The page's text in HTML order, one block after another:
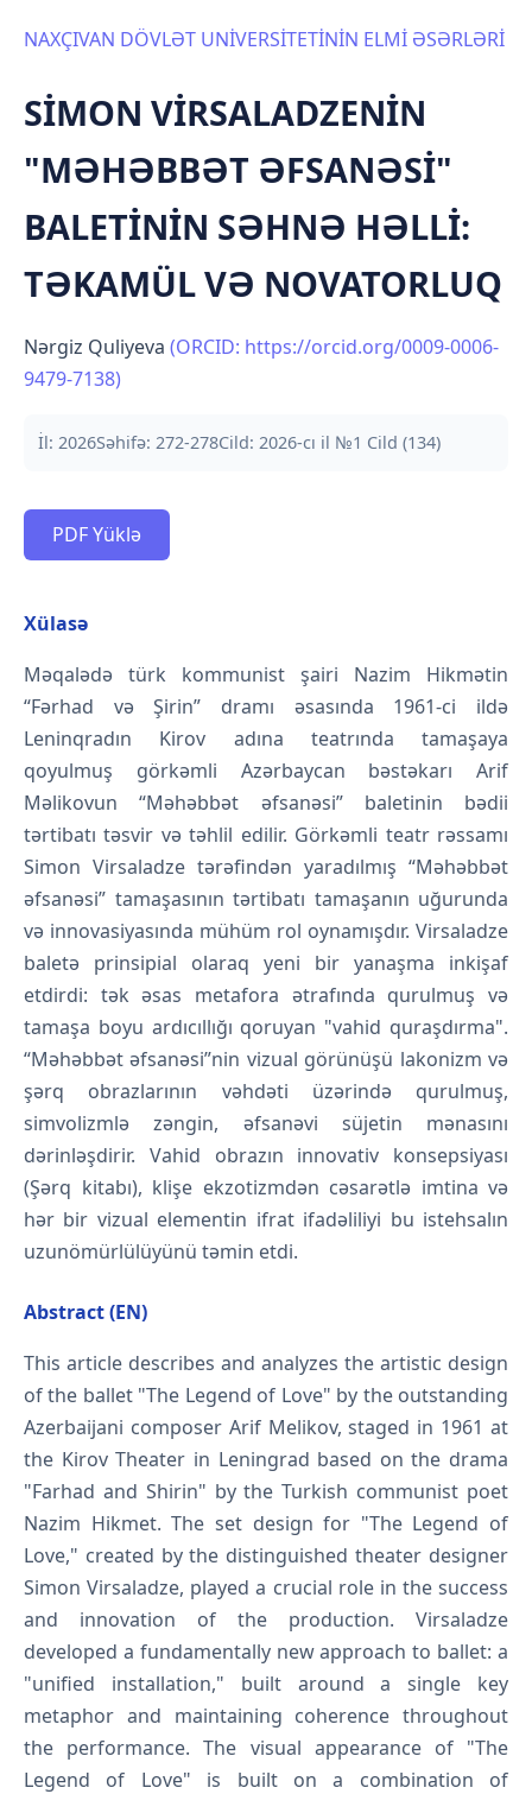
NAXÇIVAN DÖVLƏT UNİVERSİTETİNİN ELMİ ƏSƏRLƏRİ
SİMON VİRSALADZENİN
"MƏHƏBBƏT ƏFSANƏSİ"
BALETİNİN SƏHNƏ HƏLLİ:
TƏKAMÜL VƏ NOVATORLUQ
Nərgiz Quliyeva (ORCID: https://orcid.org/0009-0006-
9479-7138)
İl: 2026Səhifə: 272-278Cild: 2026-cı il №1 Cild (134)
PDF Yüklə
Xülasə
Məqalədə türk kommunist şairi Nazim Hikmətin
“Fərhad və Şirin” dramı əsasında 1961-ci ildə
Leninqradın Kirov adına teatrında tamaşaya
qoyulmuş görkəmli Azərbaycan bəstəkarı Arif
Məlikovun “Məhəbbət əfsanəsi” baletinin bədii
tərtibatı təsvir və təhlil edilir. Görkəmli teatr rəssamı
Simon Virsaladze tərəfindən yaradılmış “Məhəbbət
əfsanəsi” tamaşasının tərtibatı tamaşanın uğurunda
və innovasiyasında mühüm rol oynamışdır. Virsaladze
baletə prinsipial olaraq yeni bir yanaşma inkişaf
etdirdi: tək əsas metafora ətrafında qurulmuş və
tamaşa boyu ardıcıllığı qoruyan "vahid quraşdırma".
“Məhəbbət əfsanəsi”nin vizual görünüşü lakonizm və
şərq obrazlarının vəhdəti üzərində qurulmuş,
simvolizmlə zəngin, əfsanəvi süjetin mənasını
dərinləşdirir. Vahid obrazın innovativ konsepsiyası
(Şərq kitabı), klişe ekzotizmdən cəsarətlə imtina və
hər bir vizual elementin ifrat ifadəliliyi bu istehsalın
uzunömürlülüyünü təmin etdi.
Abstract (EN)
This article describes and analyzes the artistic design
of the ballet "The Legend of Love" by the outstanding
Azerbaijani composer Arif Melikov, staged in 1961 at
the Kirov Theater in Leningrad based on the drama
"Farhad and Shirin" by the Turkish communist poet
Nazim Hikmet. The set design for "The Legend of
Love," created by the distinguished theater designer
Simon Virsaladze, played a crucial role in the success
and innovation of the production. Virsaladze
developed a fundamentally new approach to ballet: a
"unified installation," built around a single key
metaphor and maintaining coherence throughout
the performance. The visual appearance of "The
Legend of Love" is built on a combination of